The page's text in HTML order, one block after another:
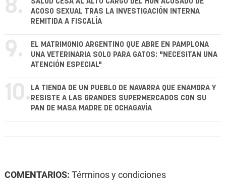
8.
ACOSO SEXUAL TRAS LA INVESTIGACIÓN INTERNA
REMITIDA A FISCALÍA
9.
EL MATRIMONIO ARGENTINO QUE ABRE EN PAMPLONA
UNA VETERINARIA SOLO PARA GATOS: "NECESITAN UNA
ATENCIÓN ESPECIAL"
10. LA TIENDA DE UN PUEBLO DE NAVARRA QUE ENAMORA Y
RESISTE A LAS GRANDES SUPERMERCADOS CON SU
PAN DE MASA MADRE DE OCHAGAVÍA
COMENTARIOS: Términos y condiciones